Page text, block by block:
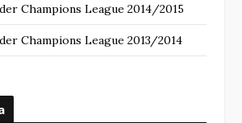
Champions League 2014/2015
Champions League 2013/2014